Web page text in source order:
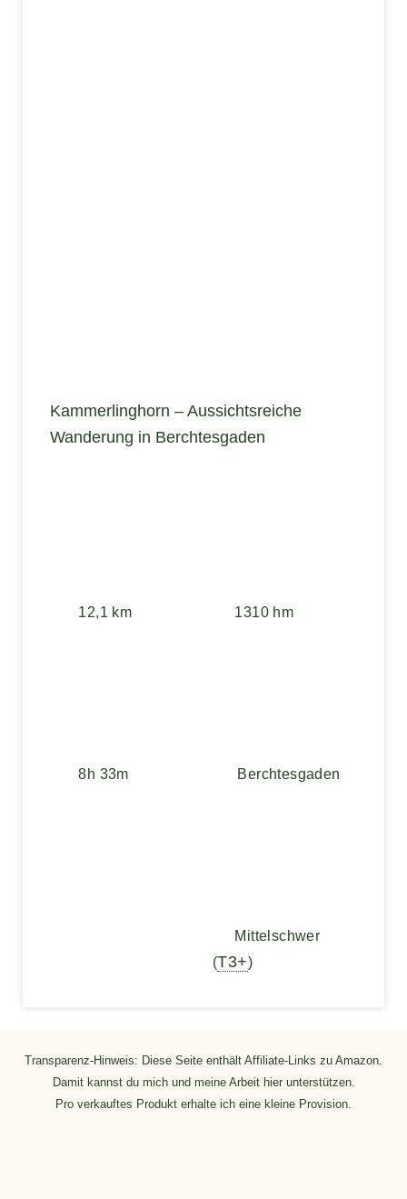
Kammerlinghorn – Aussichtsreiche
Wanderung in Berchtesgaden
12,1 km 1310 hm
8h 33m Berchtesgaden
Mittelschwer
(T3+)
Transparenz-Hinweis: Diese Seite enthält Affiliate-Links zu Amazon.
Damit kannst du mich und meine Arbeit hier unterstützen.
Pro verkauftes Produkt erhalte ich eine kleine Provision.